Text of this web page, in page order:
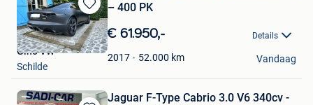
Bewaren
in
Mijn
Favorieten
– 400 PK
€ 61.950,- Details
2017 52.000 km
Gino VW
Schilde
Vandaag
Jaguar F-Type Cabrio 3.0 V6 340cv -